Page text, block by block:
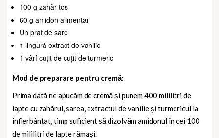
100 g zahăr tos
60 g amidon alimentar
Un praf de sare
1 lingură extract de vanilie
1 vârf cuțit de cuțit de turmeric
Mod de preparare pentru cremă:
Prima dată ne apucăm de cremă și punem 400 mililitri de
lapte cu zahărul, sarea, extractul de vanilie și turmericul la
înfierbântat, timp suficient să dizolvăm amidonul în cei 100
de mililitri de lapte rămași.